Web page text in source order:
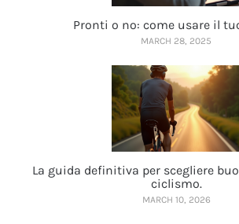
Pronti o no: come usare il
MARCH 28, 2025
La guida definitiva per scegliere
ciclismo.
MARCH 10, 2026